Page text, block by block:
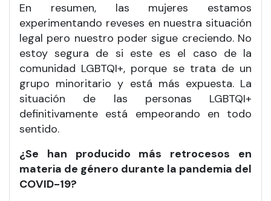
En resumen, las mujeres estamos
experimentando reveses en nuestra situación
legal pero nuestro poder sigue creciendo. No
estoy segura de si este es el caso de la
comunidad LGBTQI+, porque se trata de un
grupo minoritario y está más expuesta. La
situación de las personas LGBTQI+
definitivamente está empeorando en todo
sentido.
¿Se han producido más retrocesos en
materia de género durante la pandemia del
COVID-19?